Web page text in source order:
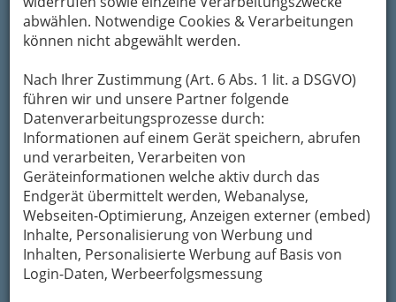
abwählen. Notwendige Cookies & Verarbeitungen
können nicht abgewählt werden.
Nach Ihrer Zustimmung (Art. 6 Abs. 1 lit. a DSGVO)
führen wir und unsere Partner folgende
Datenverarbeitungsprozesse durch:
Informationen auf einem Gerät speichern, abrufen
und verarbeiten, Verarbeiten von
Geräteinformationen welche aktiv durch das
Endgerät übermittelt werden, Webanalyse,
Webseiten-Optimierung, Anzeigen externer (embed)
Inhalte, Personalisierung von Werbung und
Inhalten, Personalisierte Werbung auf Basis von
Login-Daten, Werbeerfolgsmessung
Kinderchor in Graz: was Hänschen nicht lernt….
Wo man singt, dort lass dich ruhig
nieder, böse Menschen haben keine
Lieder!
Die meiste vor dem Spätbarock entstandene
Vokalmusikist heutigen
musikwissenschaftlichen Erkenntnissen zufolge